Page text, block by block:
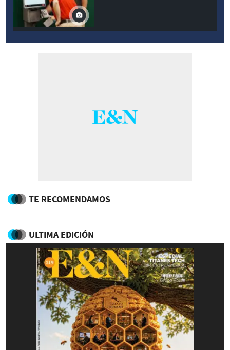
TE RECOMENDAMOS
ULTIMA EDICIÓN